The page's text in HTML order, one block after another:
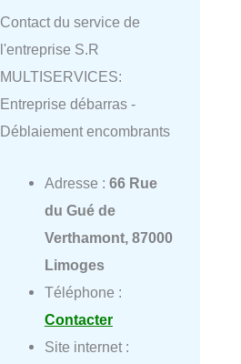
Contact du service de
l'entreprise S.R
MULTISERVICES:
Entreprise débarras -
Déblaiement encombrants
Adresse : 66 Rue
du Gué de
Verthamont, 87000
Limoges
Téléphone :
Contacter
Site internet :